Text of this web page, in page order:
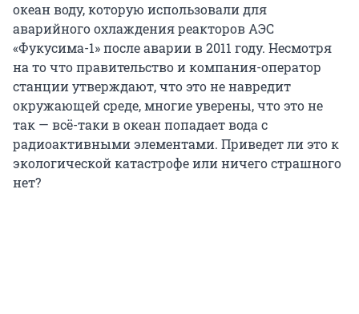
океан воду, которую использовали для
аварийного охлаждения реакторов АЭС
«Фукусима-1» после аварии в 2011 году. Несмотря
на то что правительство и компания-оператор
станции утверждают, что это не навредит
окружающей среде, многие уверены, что это не
так — всё-таки в океан попадает вода с
радиоактивными элементами. Приведет ли это к
экологической катастрофе или ничего страшного
нет?